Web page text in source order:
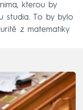
kterou by
studia. To by bylo
z matematiky